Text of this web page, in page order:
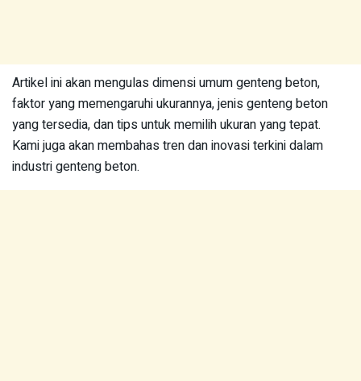
Artikel ini akan mengulas dimensi umum genteng beton,
faktor yang memengaruhi ukurannya, jenis genteng beton
yang tersedia, dan tips untuk memilih ukuran yang tepat.
Kami juga akan membahas tren dan inovasi terkini dalam
industri genteng beton.